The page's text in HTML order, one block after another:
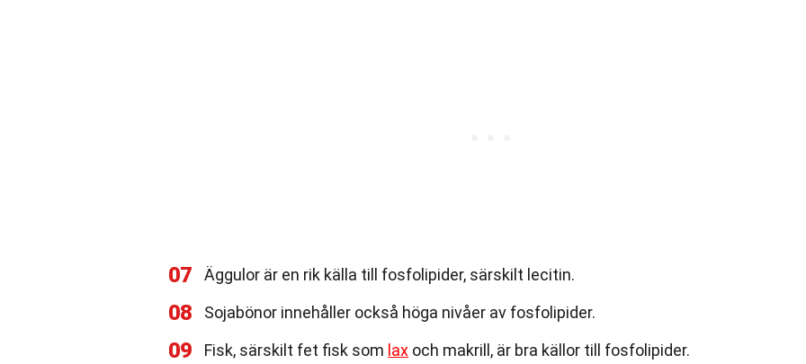
07 Äggulor är en rik källa till fosfolipider, särskilt lecitin.
08 Sojabönor innehåller också höga nivåer av fosfolipider.
09 Fisk, särskilt fet fisk som lax och makrill, är bra källor till fosfolipider.